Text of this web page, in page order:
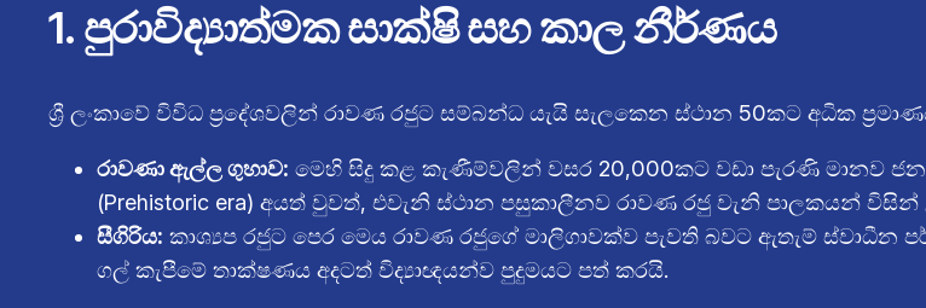
1. පුරාවිද්‍යාත්මක සාක්ෂි සහ කාල නීර්ණය
ශ්‍රී ලංකාවේ විවිධ ප්‍රදේශවලින් රාවණ රජුට සම්බන්ධ යැයි සැලකෙන ස්ථාන 50කට අධික
රාවණා ඇල්ල ගුහාව: මෙහි සිදු කළ කැණීම්වලින් වසර 20,000කට වඩා පැරණි මානව
(Prehistoric era) අයත් වුවත්, එවැනි ස්ථාන පසුකාලීනව රාවණ රජු වැනි පාලකයන් විසින්
සීගිරිය: කාශ්‍යප රජුට පෙර මෙය රාවණ රජුගේ මාලිගාවක්ව පැවති බවට ඇතැම්
ගල් කැපීමේ තාක්ෂණය අදටත් විද්‍යාඥයන්ව පුදුමයට පත් කරයි.